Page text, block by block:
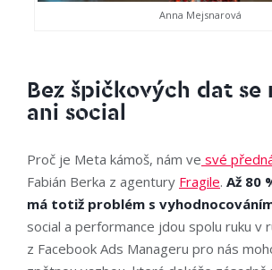
Anna Mejsnarová
Bez špičkových dat se
ani social
Proč je Meta kámoš, nám ve své
Fabián Berka z agentury Fragile. Až 80
má totiž problém s
social a performance jdou spolu ruku v
z Facebook Ads Manageru pro nás